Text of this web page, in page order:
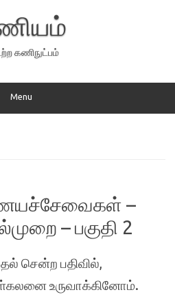
கணிநுட்பம்
Menu
–
– பகுதி 2
சென்ற பதிவில்,
உருவாக்கினோம்.